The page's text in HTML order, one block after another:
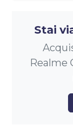
Stai
Realme